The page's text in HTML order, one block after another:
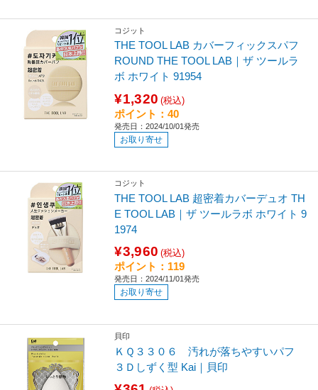
コジット
THE TOOL LAB カバーフィックスパフ
ROUND THE TOOL LAB｜ザ ツールラ
ボ ホワイト 91954
¥1,320 (税込)
ポイント：40
発売日：2024/10/01発売
お取り寄せ
コジット
THE TOOL LAB 超密着カバーデュオ TH
E TOOL LAB｜ザ ツールラボ ホワイト 9
1974
¥3,960 (税込)
ポイント：119
発売日：2024/11/01発売
お取り寄せ
貝印
ＫＱ３３０６ 汚れが落ちやすいパフ
３Ｄしずく型 Kai｜貝印